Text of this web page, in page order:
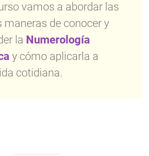
vamos a abordar las
maneras de conocer y
la Numerología
y cómo aplicarla a
cotidiana.